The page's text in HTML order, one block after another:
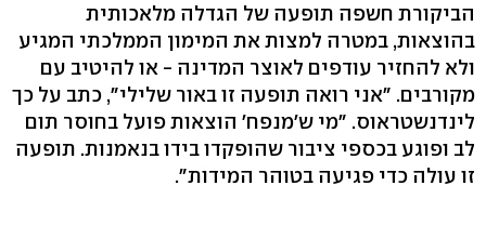
הביקורת חשפה תופעה של הגדלה מלאכותית
בהוצאות, במטרה למצות את המימון הממלכתי המגיע
ולא להחזיר עודפים לאוצר המדינה - או להיטיב עם
מקורבים. "אני רואה תופעה זו באור שלילי", כתב על כך
לינדנשטראוס. "מי ש'מנפח' הוצאות פועל בחוסר תום
לב ופוגע בכספי ציבור שהופקדו בידו בנאמנות. תופעה
זו עולה כדי פגיעה בטוהר המידות".